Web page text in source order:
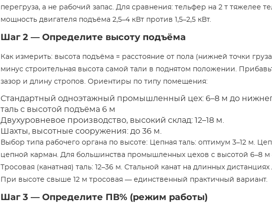
перегруза, а не рабочий запас. Для сравнения: тельфер на 2 т тяжелее
мощность двигателя подъёма 2,5–4 кВт против 1,5–2,5 кВт.
Шаг 2 — Определите высоту подъёма
Как измерить: высота подъёма = расстояние от пола (нижней точки
минус строительная высота самой тали в поднятом положении.
зазор и длину стропов. Ориентиры по типу помещения:
Стандартный одноэтажный промышленный цех: 6–8 м до
таль с высотой подъёма 6 м
Двухуровневое производство, высокий склад: 12–18 м.
Шахты, высотные сооружения: до 36 м.
Выбор типа рабочего органа по высоте: Цепная таль: оптимум 3–12 м.
цепной карман. Для большинства промышленных цехов с высотой 6–8 м
Тросовая (канатная) таль: 12–36 м. Стальной канат на длинных
При высоте свыше 12 м тросовая — единственный практичный вариант.
Шаг 3 — Определите ПВ% (режим работы)